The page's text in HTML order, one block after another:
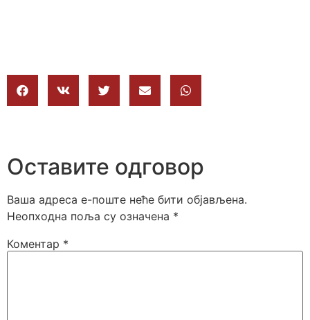
Оставите одговор
Ваша адреса е-поште неће бити објављена.
Неопходна поља су означена *
Коментар *